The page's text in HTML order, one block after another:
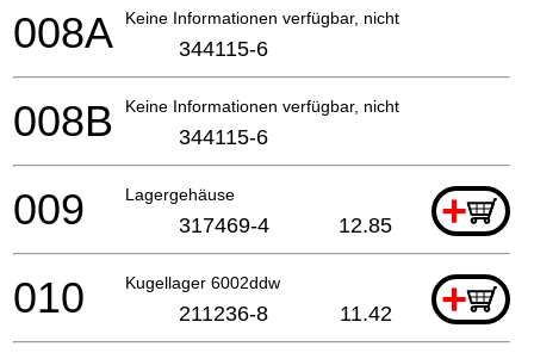
Keine Informationen verfügbar, nicht bestellbar
008A 344115-6
Keine Informationen verfügbar, nicht bestellbar
008B 344115-6
Lagergehäuse +
009 317469-4 12.85
Kugellager 6002ddw +
010 211236-8 11.42